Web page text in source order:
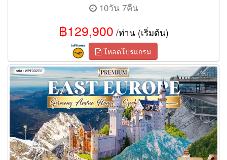
10วัน 7คืน
฿129,900 /ท่าน (เริ่มต้น)
โหลดโปรแกรม
ทัวร์ยุโรปตะวันออก 11 วัน 8 คืน พักหมู่บ้านฮัลล์สตัทท์ (TG)